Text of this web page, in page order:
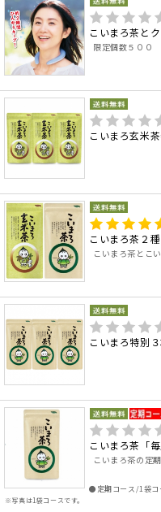
こいまろ茶と
限定個数５００
こいまろ玄米
こいまろ茶２
こいまろ茶とこ
こいまろ特別
※写真は1袋コースです。
こいまろ茶「毎
こいまろ茶の定
●定期コース/1袋コ